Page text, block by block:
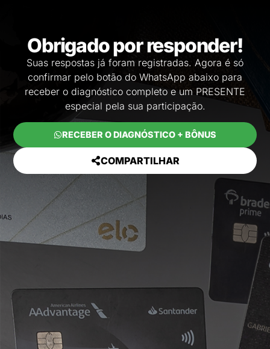
Obrigado por responder!
Suas respostas já foram registradas. Agora é só
confirmar pelo botão do WhatsApp abaixo para
receber o diagnóstico completo e um PRESENTE
especial pela sua participação.
RECEBER O DIAGNÓSTICO + BÔNUS
COMPARTILHAR